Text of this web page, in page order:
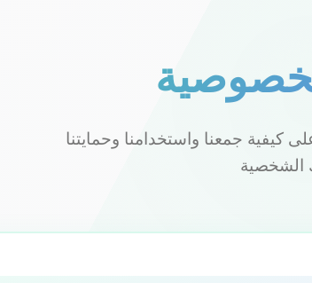
جمعنا واستخدامنا وحمايتنا